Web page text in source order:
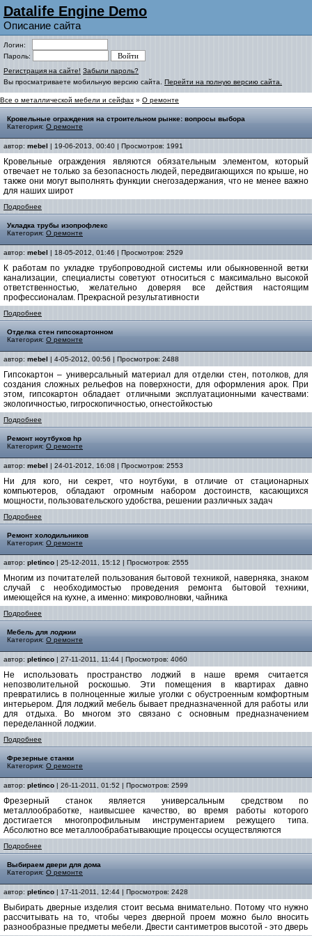
Datalife Engine Demo
Описание сайта
Логин:
Пароль:
Регистрация на сайте! Забыли пароль?
Вы просматриваете мобильную версию сайта. Перейти на полную версию сайта.
Все о металлической мебели и сейфах » О ремонте
Кровельные ограждения на строительном рынке: вопросы выбора
Категория: О ремонте
автор: mebel | 19-06-2013, 00:40 | Просмотров: 1991
Кровельные ограждения являются обязательным элементом, который
отвечает не только за безопасность людей, передвигающихся по крыше, но
также они могут выполнять функции снегозадержания, что не менее важно
для наших широт
Подробнее
Укладка трубы изопрофлекс
Категория: О ремонте
автор: mebel | 18-05-2012, 01:46 | Просмотров: 2529
К работам по укладке трубопроводной системы или обыкновенной ветки
канализации, специалисты советуют относиться с максимально высокой
ответственностью, желательно доверяя все действия настоящим
профессионалам. Прекрасной результативности
Подробнее
Отделка стен гипсокартонном
Категория: О ремонте
автор: mebel | 4-05-2012, 00:56 | Просмотров: 2488
Гипсокартон – универсальный материал для отделки стен, потолков, для
создания сложных рельефов на поверхности, для оформления арок. При
этом, гипсокартон обладает отличными эксплуатационными качествами:
экологичностью, гигроскопичностью, огнестойкостью
Подробнее
Ремонт ноутбуков hp
Категория: О ремонте
автор: mebel | 24-01-2012, 16:08 | Просмотров: 2553
Ни для кого, ни секрет, что ноутбуки, в отличие от стационарных
компьютеров, обладают огромным набором достоинств, касающихся
мощности, пользовательского удобства, решении различных задач
Подробнее
Ремонт холодильников
Категория: О ремонте
автор: pletinco | 25-12-2011, 15:12 | Просмотров: 2555
Многим из почитателей пользования бытовой техникой, наверняка, знаком
случай с необходимостью проведения ремонта бытовой техники,
имеющейся на кухне, а именно: микроволновки, чайника
Подробнее
Мебель для лоджии
Категория: О ремонте
автор: pletinco | 27-11-2011, 11:44 | Просмотров: 4060
Не использовать пространство лоджий в наше время считается
непозволительной роскошью. Эти помещения в квартирах давно
превратились в полноценные жилые уголки с обустроенным комфортным
интерьером. Для лоджий мебель бывает предназначенной для работы или
для отдыха. Во многом это связано с основным предназначением
переделанной лоджии.
Подробнее
Фрезерные станки
Категория: О ремонте
автор: pletinco | 26-11-2011, 01:52 | Просмотров: 2599
Фрезерный станок является универсальным средством по
металлообработке, наивысшее качество, во время работы которого
достигается многопрофильным инструментарием режущего типа.
Абсолютно все металлообрабатывающие процессы осуществляются
Подробнее
Выбираем двери для дома
Категория: О ремонте
автор: pletinco | 17-11-2011, 12:44 | Просмотров: 2428
Выбирать дверные изделия стоит весьма внимательно. Потому что нужно
рассчитывать на то, чтобы через дверной проем можно было вносить
разнообразные предметы мебели. Двести сантиметров высотой - это дверь